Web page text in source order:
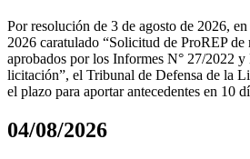
Por resolución de 3 de agosto de 2026,
2026 caratulado “Solicitud de ProREP
aprobados por los Informes N° 27/2022 y
licitación”, el Tribunal de Defensa de la
el plazo para aportar antecedentes en 10
04/08/2026